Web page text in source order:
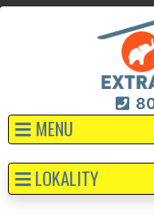
MENU
LOKALITY